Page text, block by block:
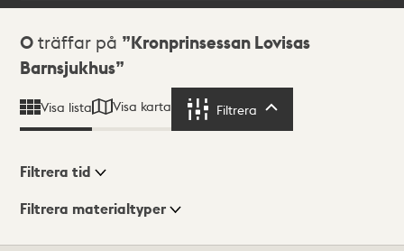
Sökresultat
0 träffar på
Kronprinsessan Lovisas
Barnsjukhus
Visa lista Visa karta Filtrera
Visningsläge
Filtrera tid
Filtrera materialtyper